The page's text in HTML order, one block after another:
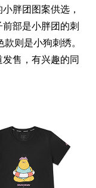
胖团图案供选，
部是小胖团的刺
则是小狗刺绣。
售，有兴趣的同